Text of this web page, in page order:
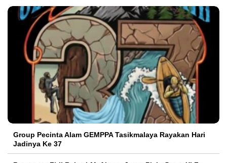
Group Pecinta Alam GEMPPA Tasikmalaya Rayakan Hari
Jadinya Ke 37